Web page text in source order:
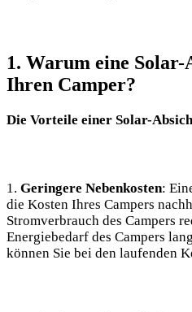
1. Warum eine
Ihren Camper?
Die ⁣Vorteile einer Solar-
1. Geringere‍ Nebenkosten:
die Kosten Ihres Campers
Stromverbrauch des Campers
Energiebedarf des⁤ Campers
können Sie bei den laufenden